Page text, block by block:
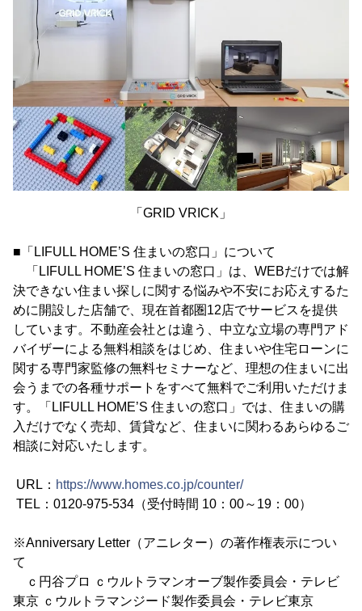
「GRID VRICK」
■「LIFULL HOME’S 住まいの窓口」について
「LIFULL HOME’S 住まいの窓口」は、WEBだけでは解
決できない住まい探しに関する悩みや不安にお応えするた
めに開設した店舗で、現在首都圏12店でサービスを提供
しています。不動産会社とは違う、中立な立場の専門アド
バイザーによる無料相談をはじめ、住まいや住宅ローンに
関する専門家監修の無料セミナーなど、理想の住まいに出
会うまでの各種サポートをすべて無料でご利用いただけま
す。「LIFULL HOME’S 住まいの窓口」では、住まいの購
入だけでなく売却、賃貸など、住まいに関わるあらゆるご
相談に対応いたします。
URL： https://www.homes.co.jp/counter/
TEL：0120-975-534（受付時間 10：00～19：00）
※Anniversary Letter（アニレター）の著作権表示につい
て
ｃ円谷プロ ｃウルトラマンオーブ製作委員会・テレビ
東京 ｃウルトラマンジード製作委員会・テレビ東京